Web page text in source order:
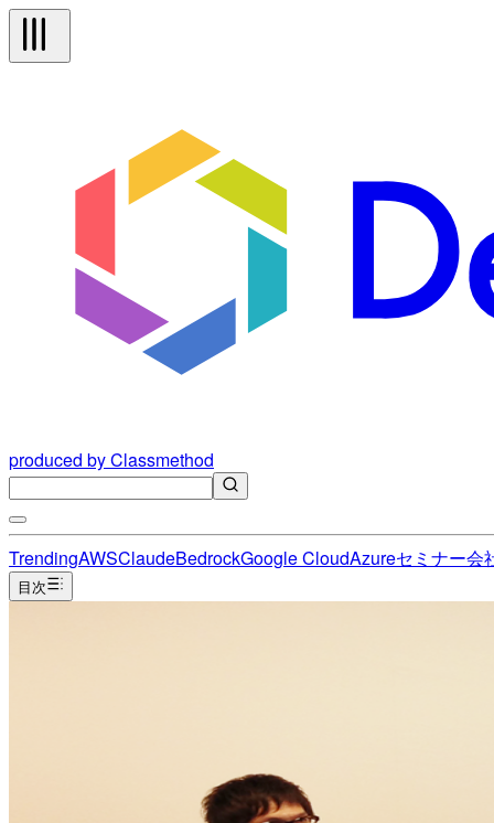
produced by Classmethod
TrendingAWSClaudeBedrockGoogle CloudAzureセミナー会
目次